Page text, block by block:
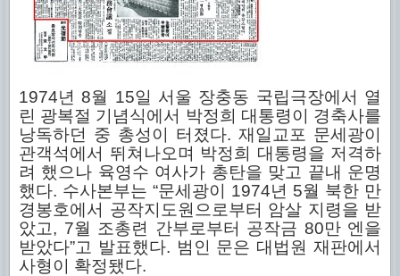
1974년 8월 15일 서울 장충동 국립극장에서 열
린 광복절 기념식에서 박정희 대통령이 경축사를
낭독하던 중 총성이 터졌다. 재일교포 문세광이
관객석에서 뛰쳐나오며 박정희 대통령을 저격하
려 했으나 육영수 여사가 총탄을 맞고 끝내 운명
했다. 수사본부는 “문세광이 1974년 5월 북한 만
경봉호에서 공작지도원으로부터 암살 지령을 받
았고, 7월 조총련 간부로부터 공작금 80만 엔을
받았다”고 발표했다. 범인 문은 대법원 재판에서
사형이 확정됐다.